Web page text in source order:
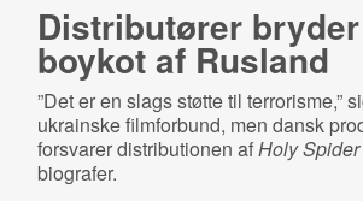
Distributører bryder
boykot af Rusland
”Det er en slags støtte til terrorisme,”
ukrainske filmforbund, men dansk
forsvarer distributionen afHoly Spider
biografer.